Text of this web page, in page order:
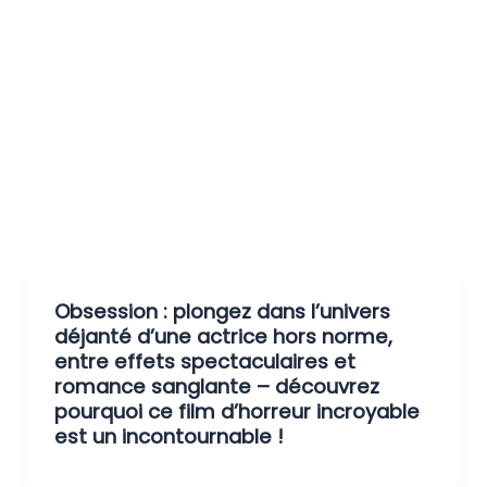
Obsession : plongez dans l’univers
déjanté d’une actrice hors norme,
entre effets spectaculaires et
romance sanglante – découvrez
pourquoi ce film d’horreur incroyable
est un incontournable !